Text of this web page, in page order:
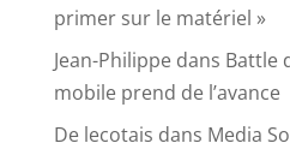
primer sur le matériel »
Jean-Philippedans Battle
mobile prend de l’avance
De lecotais dans Media